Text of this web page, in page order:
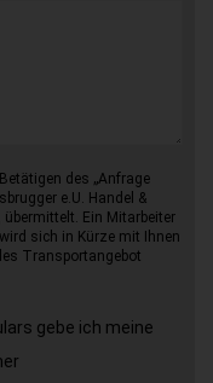
des „Anfrage
e.U. Handel &
Ein Mitarbeiter
sich in Kürze mit Ihnen
Transportangebot
gebe ich meine